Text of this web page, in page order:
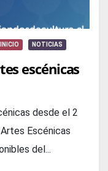
INICIO NOTICIAS
escénicas
desde el 2
Escénicas
del...